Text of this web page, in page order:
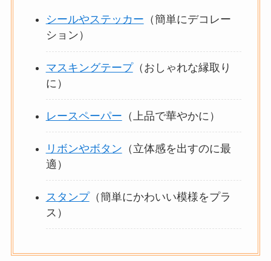
シールやステッカー （簡単にデコレー
ション）
マスキングテープ（おしゃれな縁取り
に）
レースペーパー （上品で華やかに）
リボンやボタン （立体感を出すのに最
適）
スタンプ（簡単にかわいい模様をプラ
ス）